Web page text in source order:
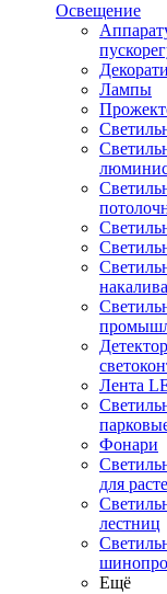
Освещение
Лампы
Лента
Фонари
для
лестниц
Ещё